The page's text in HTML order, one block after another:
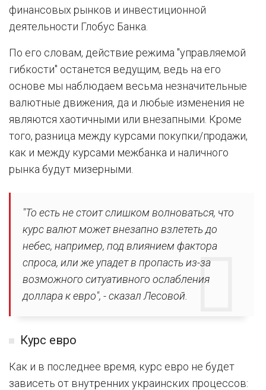
финансовых рынков и инвестиционной
деятельности Глобус Банка.
По его словам, действие режима "управляемой
гибкости" останется ведущим, ведь на его
основе мы наблюдаем весьма незначительные
валютные движения, да и любые изменения не
являются хаотичными или внезапными. Кроме
того, разница между курсами покупки/продажи,
как и между курсами межбанка и наличного
рынка будут мизерными.
"То есть не стоит слишком волноваться, что
курс валют может внезапно взлететь до
небес, например, под влиянием фактора
спроса, или же упадет в пропасть из-за
возможного ситуативного ослабления
доллара к евро", - сказал Лесовой.
Курс евро
Как и в последнее время, курс евро не будет
зависеть от внутренних украинских процессов: